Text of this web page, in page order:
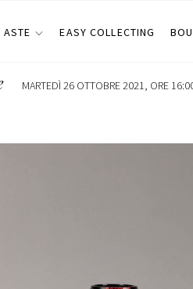
ASTE EASY COLLECTING
MARTEDÌ 26 OTTOBRE 2021, ORE